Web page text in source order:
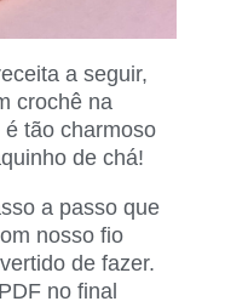
a seguir,
crochê na
é tão charmoso
de chá!
a passo que
nosso fio
de fazer.
no final